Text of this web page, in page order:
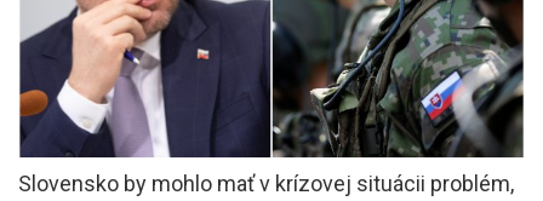
Slovensko by mohlo mať v krízovej situácii problém,